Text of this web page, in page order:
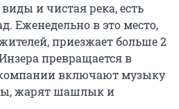
и чистая река, есть
Еженедельно в это место,
приезжает больше 2
превращается в
включают музыку
жарят шашлык и